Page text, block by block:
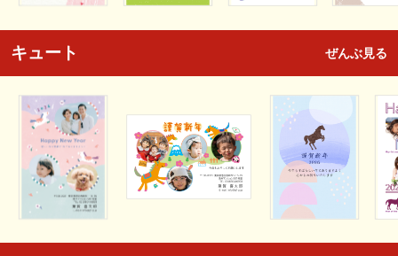
キュート ぜんぶ見る